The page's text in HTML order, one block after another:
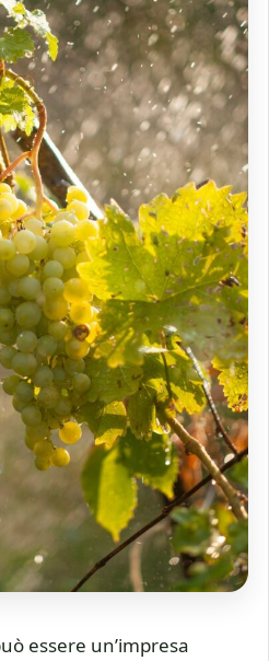
essere un’impresa